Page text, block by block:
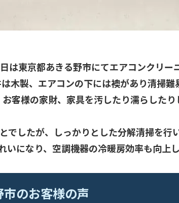
は東京都あきる野市にてエアコンクリ
木製、エアコンの下には襖があり清掃
客様の家財、家具を汚したり濡らした
したが、しっかりとした分解清掃を行
になり、空調機器の冷暖房効率も向上し
のお客様の声